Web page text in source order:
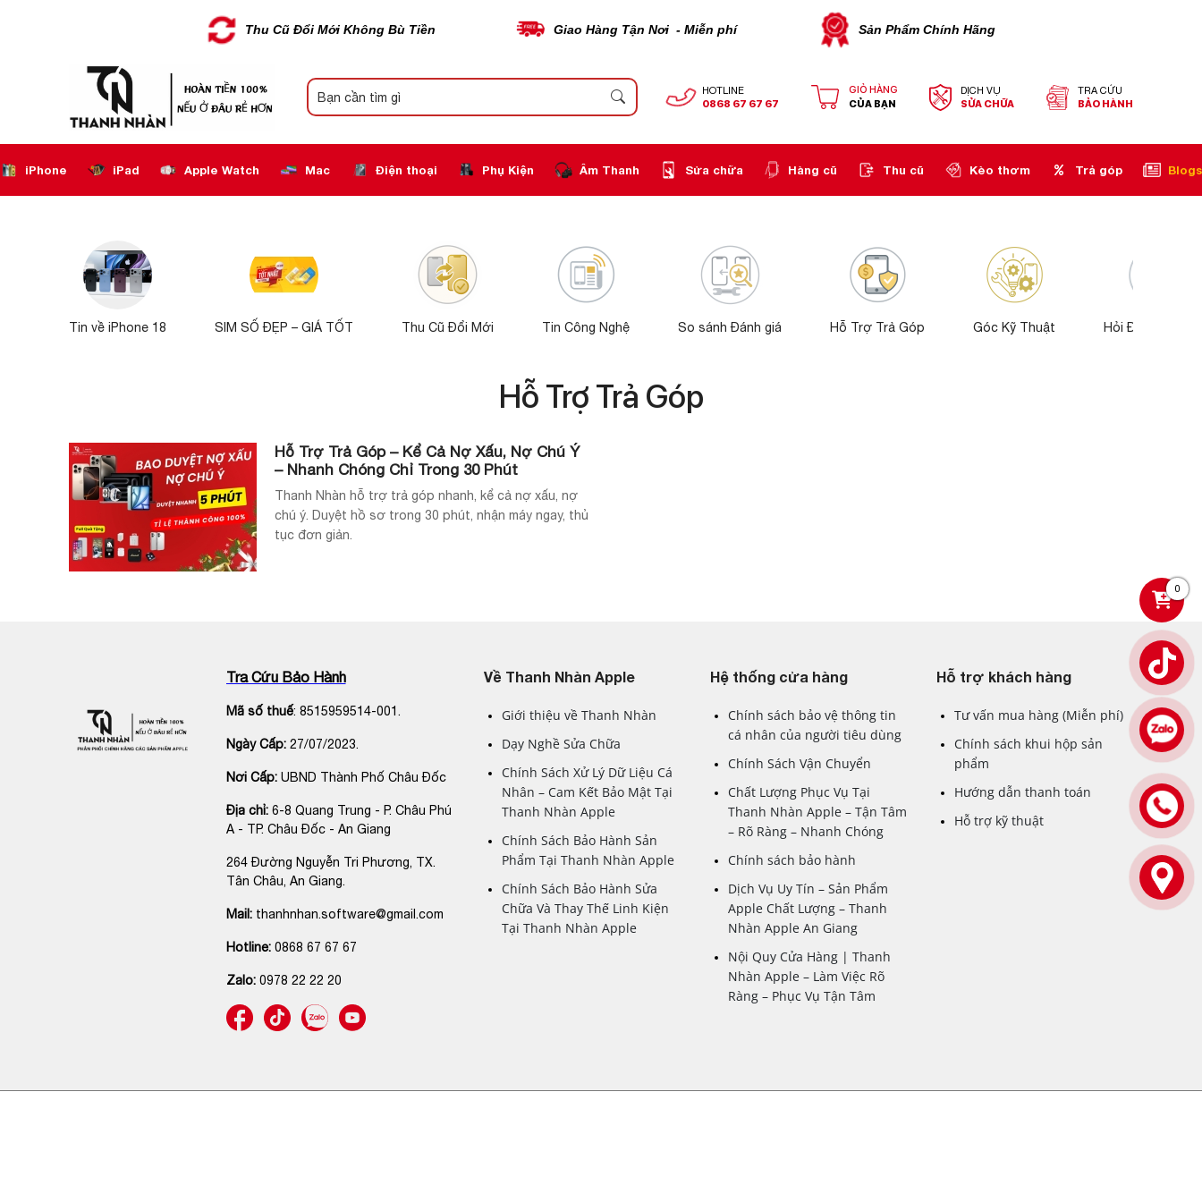
Thu Cũ Đổi Mới Không Bù Tiền Giao Hàng Tận Nơi - Miễn phí Sản Phẩm Chính Hãng
HOTLINE
0868 67 67 67
GIỎ HÀNG
CỦA BẠN
DỊCH VỤ
SỬA CHỮA
TRA CỨU
BẢO HÀNH
iPhone iPad Apple Watch Mac Điện thoại Phụ Kiện Âm Thanh Sửa chữa Hàng cũ Thu cũ Kèo thơm Trả góp Blogs
Tin về iPhone 18 SIM SỐ ĐẸP – GIÁ TỐT Thu Cũ Đổi Mới Tin Công Nghệ So sánh Đánh giá Hỗ Trợ Trả Góp Góc Kỹ Thuật Hỏi Đáp Sửa
Hỗ Trợ Trả Góp
Hỗ Trợ Trả Góp – Kể Cả Nợ Xấu, Nợ Chú Ý
– Nhanh Chóng Chỉ Trong 30 Phút
Thanh Nhàn hỗ trợ trả góp nhanh, kể cả nợ xấu, nợ
chú ý. Duyệt hồ sơ trong 30 phút, nhận máy ngay, thủ
tục đơn giản.
Tra Cứu Bảo Hành
Mã số thuế: 8515959514-001.
Ngày Cấp: 27/07/2023.
Nơi Cấp: UBND Thành Phố Châu Đốc
Địa chỉ:6-8 Quang Trung - P. Châu Phú
A - TP. Châu Đốc - An Giang
264 Đường Nguyễn Tri Phương, TX.
Tân Châu, An Giang.
Mail:thanhnhan.software@gmail.com
Hotline:0868 67 67 67
Zalo:0978 22 22 20
Về Thanh Nhàn Apple
Giới thiệu về Thanh Nhàn
Dạy Nghề Sửa Chữa
Chính Sách Xử Lý Dữ Liệu Cá
Nhân – Cam Kết Bảo Mật Tại
Thanh Nhàn Apple
Chính Sách Bảo Hành Sản
Phẩm Tại Thanh Nhàn Apple
Chính Sách Bảo Hành Sửa
Chữa Và Thay Thế Linh Kiện
Tại Thanh Nhàn Apple
Hệ thống cửa hàng
Chính sách bảo vệ thông tin
cá nhân của người tiêu dùng
Chính Sách Vận Chuyển
Chất Lượng Phục Vụ Tại
Thanh Nhàn Apple – Tận Tâm
– Rõ Ràng – Nhanh Chóng
Chính sách bảo hành
Dịch Vụ Uy Tín – Sản Phẩm
Apple Chất Lượng – Thanh
Nhàn Apple An Giang
Nội Quy Cửa Hàng | Thanh
Nhàn Apple – Làm Việc Rõ
Ràng – Phục Vụ Tận Tâm
Hỗ trợ khách hàng
Tư vấn mua hàng (Miễn phí)
Chính sách khui hộp sản
phẩm
Hướng dẫn thanh toán
Hỗ trợ kỹ thuật
0